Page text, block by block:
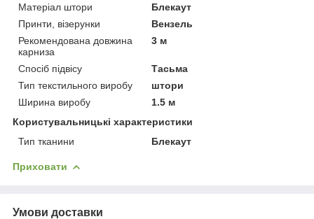
Матеріал штори
Блекаут
Принти, візерунки
Вензель
Рекомендована довжина
карниза
3 м
Спосіб підвісу
Тасьма
Тип текстильного виробу
штори
Ширина виробу
1.5 м
Користувальницькі характеристики
Тип тканини
Блекаут
Приховати
Умови доставки